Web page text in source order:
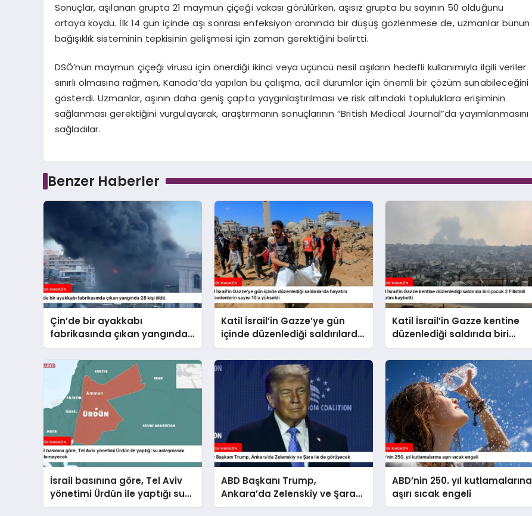
Sonuçlar, aşılanan grupta 21 maymun çiçeği vakası görülürken, aşısız grupta bu sayının 50 olduğunu
ortaya koydu. İlk 14 gün içinde aşı sonrası enfeksiyon oranında bir düşüş gözlenmese de, uzmanlar bunun
bağışıklık sisteminin tepkisinin gelişmesi için zaman gerektiğini belirtti.
DSÖ’nün maymun çiçeği virüsü için önerdiği ikinci veya üçüncü nesil aşıların hedefli kullanımıyla ilgili veriler
sınırlı olmasına rağmen, Kanada’da yapılan bu çalışma, acil durumlar için önemli bir çözüm sunabileceğini
gösterdi. Uzmanlar, aşının daha geniş çapta yaygınlaştırılması ve risk altındaki topluluklara erişiminin
sağlanması gerektiğini vurgulayarak, araştırmanın sonuçlarının “British Medical Journal”da yayımlanmasını
sağladılar.
Benzer Haberler
Çin’de bir ayakkabı
fabrikasında çıkan yangında
28 kişi öldü
Katil İsrail’in Gazze’ye gün
içinde düzenlediği saldırılarda
hayatını kaybedenlerin sayısı
10’a yükseldi
Katil İsrail’in Gazze kentine
düzenlediği saldırıda biri
çocuk 2 Filistinli hayatını
kaybetti
İsrail basınına göre, Tel Aviv
yönetimi Ürdün ile yaptığı su
anlaşmasını yenilemeyecek
ABD Başkanı Trump,
Ankara’da Zelenskiy ve Şara
ile de görüşecek
ABD’nin 250. yıl kutlamalarına
aşırı sıcak engeli